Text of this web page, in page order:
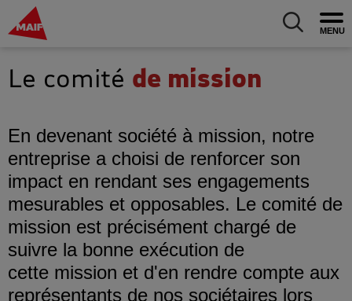
MAIF Entreprise - Allez à l'accueil Allez au
Le comité de mission
En devenant société à mission, notre
entreprise a choisi de renforcer son
impact en rendant ses engagements
mesurables et opposables. Le comité de
mission est précisément chargé de
suivre la bonne exécution de
cette mission et d'en rendre compte aux
représentants de nos sociétaires lors